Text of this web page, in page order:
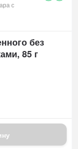
с
без
85 г